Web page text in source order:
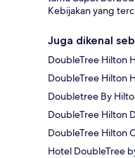
Kebijakan yang
Juga dikenal
DoubleTree Hilton
DoubleTree Hilton
Doubletree By
DoubleTree Hilton
DoubleTree Hilton
Hotel DoubleTree